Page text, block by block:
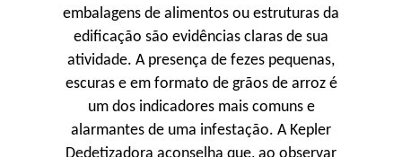
embalagens de alimentos ou estruturas da
edificação são evidências claras de sua
atividade. A presença de fezes pequenas,
escuras e em formato de grãos de arroz é
um dos indicadores mais comuns e
alarmantes de uma infestação. A Kepler